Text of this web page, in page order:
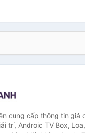
cung cấp thông tin giá
trí, Android TV Box,